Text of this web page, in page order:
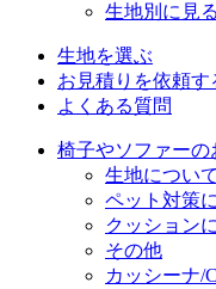
生地別に見る
生地を選ぶ
お見積りを依頼す
よくある質問
椅子やソファーの
生地について
ペット対策
クッション
その他
カッシーナ/